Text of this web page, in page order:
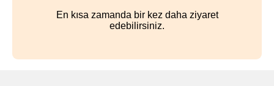
En kısa zamanda bir kez daha ziyaret
edebilirsiniz.